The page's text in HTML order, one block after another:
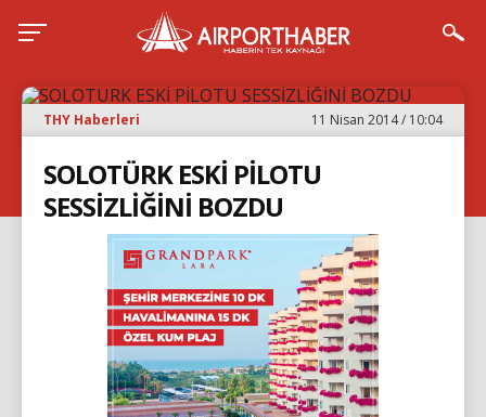
THY Haberleri 11 Nisan 2014 / 10:04
SOLOTÜRK ESKİ PİLOTU
SESSİZLİĞİNİ BOZDU